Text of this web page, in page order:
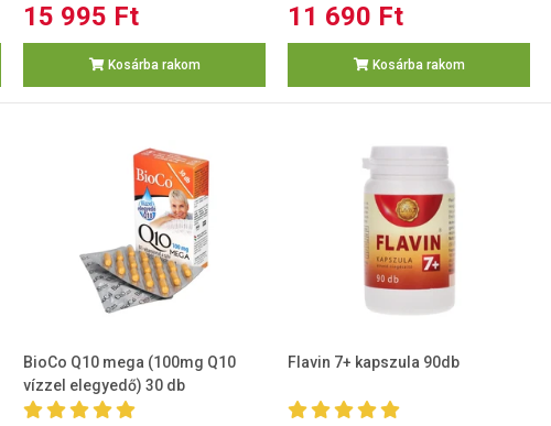
15 995 Ft
Kosárba rakom
11 690 Ft
Kosárba rakom
BioCo Q10 mega (100mg Q10
vízzel elegyedő) 30 db
Flavin 7+ kapszula 90db